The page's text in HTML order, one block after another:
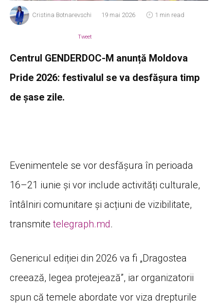
Cristina Botnarevschi 19 mai 2026 1 min read
Tweet
Centrul GENDERDOC-M anunță Moldova
Pride 2026: festivalul se va desfășura timp
de șase zile.
Evenimentele se vor desfășura în perioada
16–21 iunie și vor include activități culturale,
întâlniri comunitare și acțiuni de vizibilitate,
transmitetelegraph.md .
Genericul ediției din 2026 va fi „Dragostea
creează, legea protejează”, iar organizatorii
spun că temele abordate vor viza drepturile